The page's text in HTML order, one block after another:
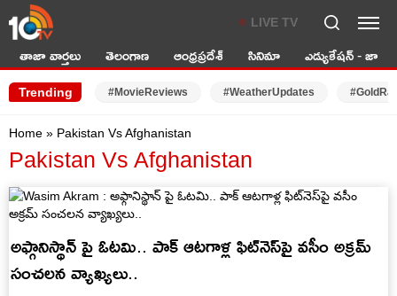
LIVE TV
తాజా వార్తలు తెలంగాణ ఆంధ్రప్రదేశ్ సినిమా ఎడ్యుకేషన్ - జాబ్స్
Trending #MovieReviews #WeatherUpdates
Home » Pakistan Vs Afghanistan
Pakistan Vs Afghanistan
అఫ్గానిస్థాన్ పై ఓటమి.. పాక్ ఆటగాళ్ల ఫిట్‌నెస్‌పై వసీం అక్రమ్
సంచలన వ్యాఖ్యలు..